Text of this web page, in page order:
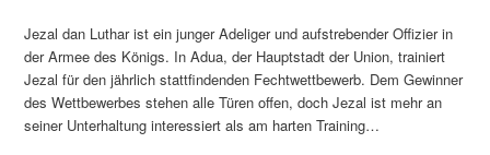
Jezal dan Luthar ist ein junger Adeliger und aufstrebender Offizier in
der Armee des Königs. In Adua, der Hauptstadt der Union, trainiert
Jezal für den jährlich stattfindenden Fechtwettbewerb. Dem Gewinner
des Wettbewerbes stehen alle Türen offen, doch Jezal ist mehr an
seiner Unterhaltung interessiert als am harten Training…